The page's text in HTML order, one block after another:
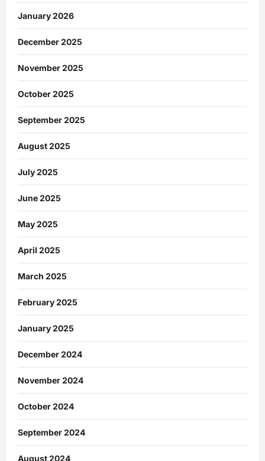
January 2026
December 2025
November 2025
October 2025
September 2025
August 2025
July 2025
June 2025
May 2025
April 2025
March 2025
February 2025
January 2025
December 2024
November 2024
October 2024
September 2024
August 2024